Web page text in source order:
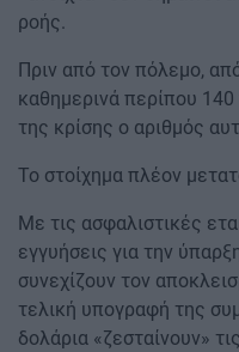
ροής.
Πριν από τον πόλεμο,
καθημερινά περίπου
της κρίσης ο αριθμός
Το στοίχημα πλέον
Με τις ασφαλιστικές
εγγυήσεις για την
συνεχίζουν τον
τελική υπογραφή της
δολάρια «ζεσταίνουν»